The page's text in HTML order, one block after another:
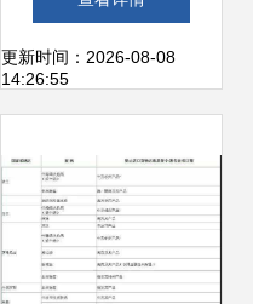
程指南 从货件到放
更新时间：2026-08-08
14:26:55